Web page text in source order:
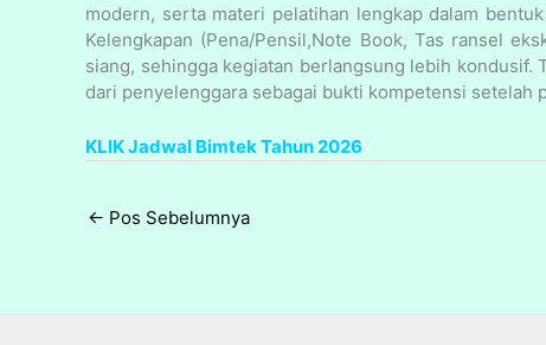
modern, serta materi pelatihan lengkap dalam
Kelengkapan (Pena/Pensil,Note Book, Tas ransel
siang, sehingga kegiatan berlangsung lebih
dari penyelenggara sebagai bukti kompetensi setelah
KLIK Jadwal Bimtek Tahun 2026
← Pos Sebelumnya